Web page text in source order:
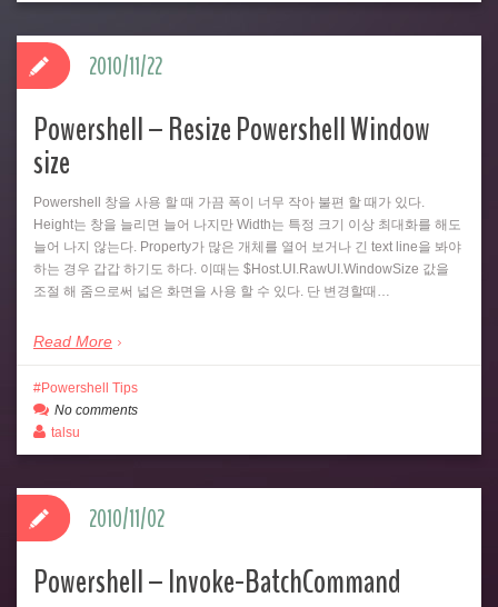
Powershell – Resize Powershell Window
size
Powershell 창을 사용 할 때 가끔 폭이 너무 작아 불편 할 때가 있다.
Height는 창을 늘리면 늘어 나지만 Width는 특정 크기 이상 최대화를 해도
늘어 나지 않는다. Property가 많은 개체를 열어 보거나 긴 text line을 봐야
하는 경우 갑갑 하기도 하다. 이때는 $Host.UI.RawUI.WindowSize 값을
조절 해 줌으로써 넓은 화면을 사용 할 수 있다. 단 변경할때…
Read More
2010/11/22
Powershell Tips
No comments
talsu
Powershell – Invoke-BatchCommand
2010/11/02